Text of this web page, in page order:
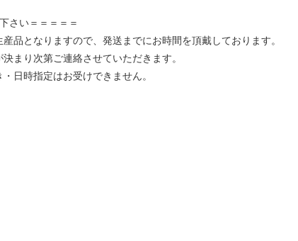
さい＝＝＝＝＝
品となりますので、発送までにお時間を頂戴しております。
まり次第ご連絡させていただきます。
日時指定はお受けできません。